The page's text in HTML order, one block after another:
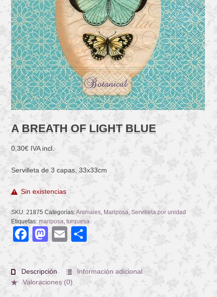
A BREATH OF LIGHT BLUE
0,30€ IVA incl.
Servilleta de 3 capas, 33x33cm
Sin existencias
SKU: 21875 Categorías:Animales, Mariposa, Servilleta por unidad
Etiquetas: mariposa, turquesa
Facebook
Mastodon
Email
Descripción
Información adicional
Valoraciones (0)